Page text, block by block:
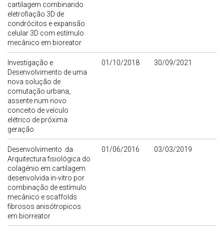
cartilagem combinando
eletrofiação 3D de
condrócitos e expansão
celular 3D com estímulo
mecânico em bioreator
Investigação e
Desenvolvimento de uma
nova solução de
comutação urbana,
assente num novo
conceito de veículo
elétrico de próxima
geração
01/10/2018 30/09/2021
Desenvolvimento .da
Arquitectura fisiológica do
colagénio em cartilagem
desenvolvida in-vitro por
combinação de estímulo
mecânico e scaffolds
fibrosos anisótropicos
em biorreator
01/06/2016 03/03/2019